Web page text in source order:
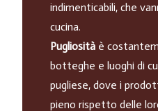
indimenticabili, che
cucina.
Pugliosità è
botteghe e luoghi di
pugliese, dove i
pieno rispetto delle